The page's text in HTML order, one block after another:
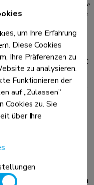
Gewicht und die VESA-Größe
sollten nicht überschritten werden.
FPMA-D510BLACK,
für
ist eine gute Wahl
mittels
Neomounts
(180°)
auf jeden
von den
profitieren. Eine
führt Kabel von der
Sie Ihre Kabel um
um Ihre Erfahrung
Diese Cookies
Ihre Präferenzen zu
zu analysieren.
Funktionieren der
auf „Zulassen”
Cookies zu. Sie
über Ihre